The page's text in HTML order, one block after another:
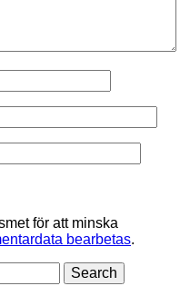
för att minska
bearbetas.
Search